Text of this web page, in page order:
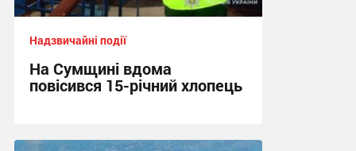
Надзвичайні події
На Сумщині вдома
повісився 15-річний хлопець